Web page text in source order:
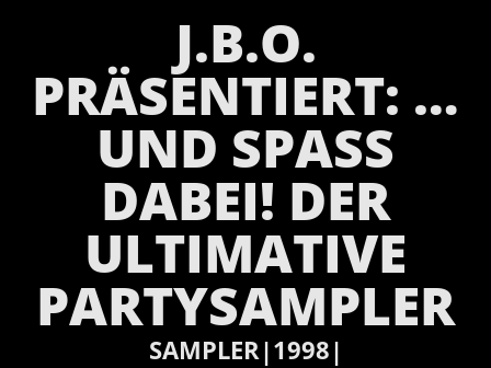
J.B.O.
PRÄSENTIERT: …
UND SPASS D
ABEI! DER U
LTIMATIVE P
ARTYSAMPLER
SAMPLER|1998|